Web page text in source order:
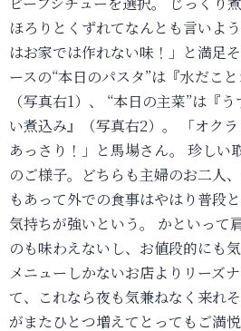
ほろりとくずれてなんとも言いよ
はお家では作れない味！」と満足
ースの“本日のパスタ”は『水だこ
（写真右1）、 “本日の主菜”は『
い煮込み』（写真右2）。 「オク
あっさり！」と馬場さん。 珍しい
のご様子。どちらも主婦のお二人
もあって外での食事はやはり普段
気持ちが強いという。 かといって
のも味わえないし、お値段的にも
メニューしかないお店よりリーズ
て、これなら夜も気兼ねなく来れ
がまたひとつ増えてとってもご満悦